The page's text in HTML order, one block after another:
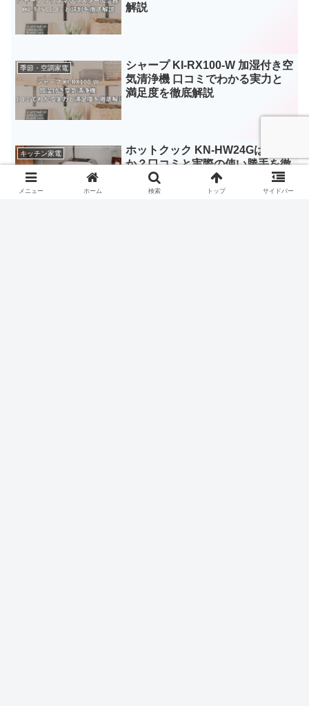
解説
季節・空調家電
シャープ KI-RX100-W 加湿付き空
気清浄機 口コミでわかる実力と
満足度を徹底解説
キッチン家電
ホットクック KN-HW24Gは買い
か？口コミと実際の使い勝手を徹
底解説
メニュー ホーム 検索 トップ サイドバー